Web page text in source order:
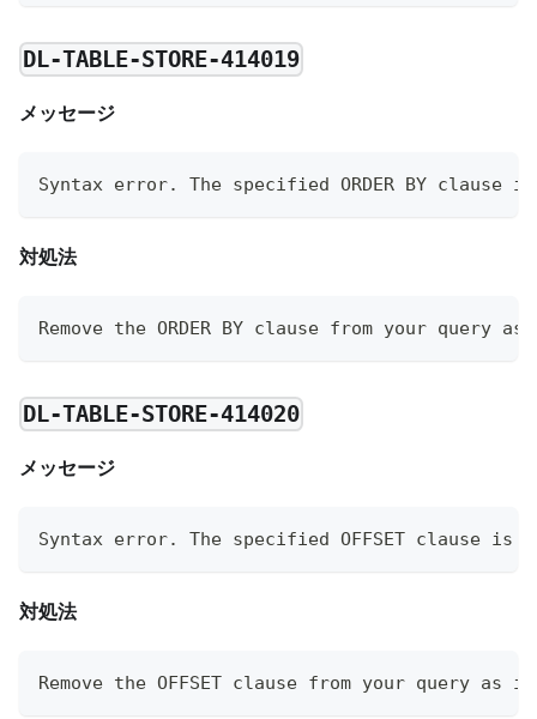
DL-TABLE-STORE-414019
メッセージ
Syntax error. The specified ORDER BY clause
対処法
Remove the ORDER BY clause from your query
DL-TABLE-STORE-414020
メッセージ
Syntax error. The specified OFFSET clause is
対処法
Remove the OFFSET clause from your query